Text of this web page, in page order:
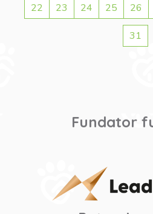
22 23 24 25 26
31
Fundator